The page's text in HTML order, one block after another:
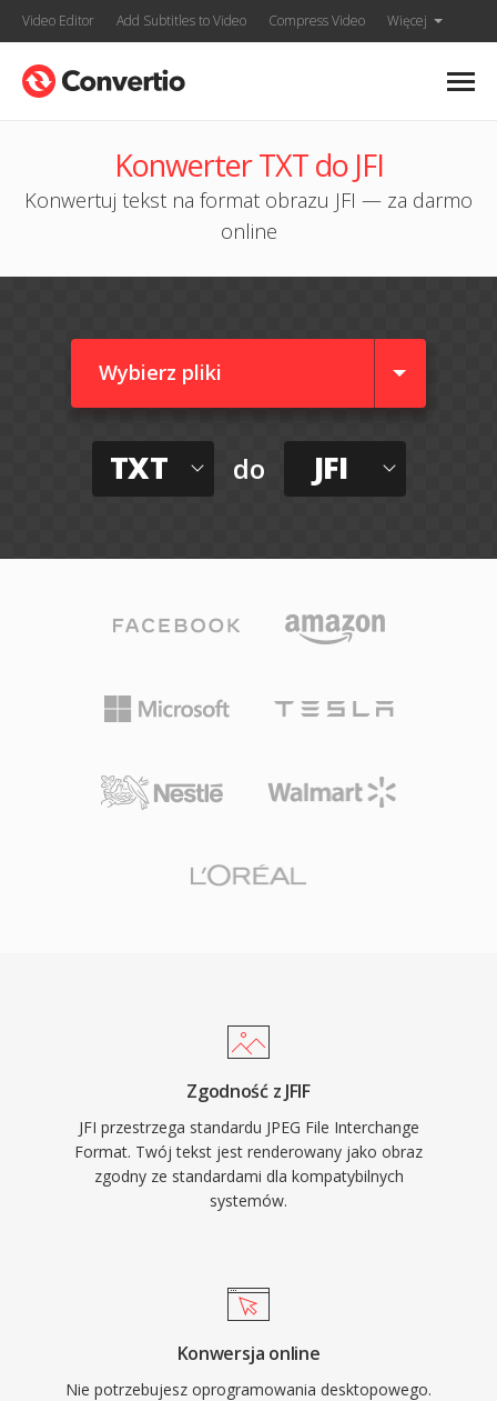
Video Editor Add Subtitles to Video Compress Video Więcej
Konwerter TXT do JFI
Konwertuj tekst na format obrazu JFI — za darmo
online
Wybierz pliki
TXT do JFI
Zgodność z JFIF
JFI przestrzega standardu JPEG File Interchange
Format. Twój tekst jest renderowany jako obraz
zgodny ze standardami dla kompatybilnych
systemów.
Konwersja online
Nie potrzebujesz oprogramowania desktopowego.